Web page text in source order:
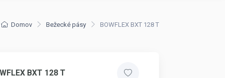
Domov Bežecké pásy BOWFLEX BXT 128 T
BXT 128 T